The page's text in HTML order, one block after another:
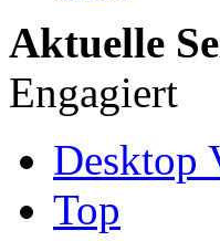
Aktuelle
Engagiert
Desktop
Top